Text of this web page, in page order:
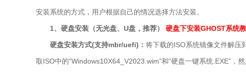
安装系统的方式，用户根据自己的情况选择方法安装。
1、硬盘安装（无光盘、U盘，推荐） 硬盘下安装GHOST系统
硬盘安装方式(支持mbr/uefi)： 将下载的ISO系统镜像文件解压
取ISO中的“Windows10X64_V2023.wim”和“硬盘一键系统.EXE”，